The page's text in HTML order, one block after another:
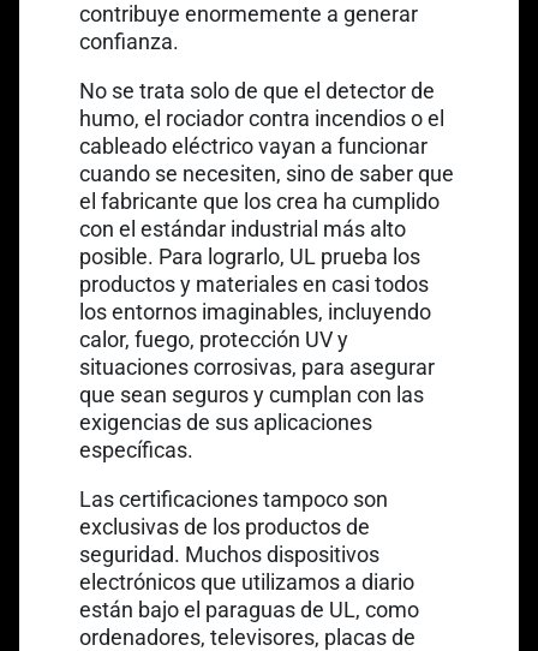
contribuye enormemente a generar
confianza.
No se trata solo de que el detector de
humo, el rociador contra incendios o el
cableado eléctrico vayan a funcionar
cuando se necesiten, sino de saber que
el fabricante que los crea ha cumplido
con el estándar industrial más alto
posible. Para lograrlo, UL prueba los
productos y materiales en casi todos
los entornos imaginables, incluyendo
calor, fuego, protección UV y
situaciones corrosivas, para asegurar
que sean seguros y cumplan con las
exigencias de sus aplicaciones
específicas.
Las certificaciones tampoco son
exclusivas de los productos de
seguridad. Muchos dispositivos
electrónicos que utilizamos a diario
están bajo el paraguas de UL, como
ordenadores, televisores, placas de